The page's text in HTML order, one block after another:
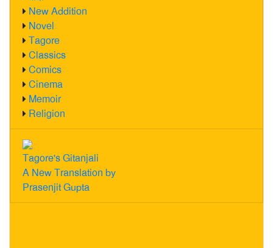
New Addition
Novel
Tagore
Classics
Comics
Cinema
Memoir
Religion
Tagore's Gitanjali
A New Translation by
Prasenjit Gupta